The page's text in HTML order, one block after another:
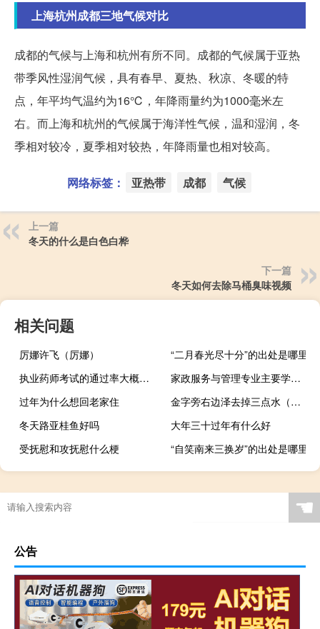
上海杭州成都三地气候对比
成都的气候与上海和杭州有所不同。成都的气候属于亚热
带季风性湿润气候，具有春早、夏热、秋凉、冬暖的特
点，年平均气温约为16℃，年降雨量约为1000毫米左
右。而上海和杭州的气候属于海洋性气候，温和湿润，冬
季相对较冷，夏季相对较热，年降雨量也相对较高。
网络标签： 亚热带 成都 气候
上一篇
冬天的什么是白色白桦
下一篇
冬天如何去除马桶臭味视频
相关问题
厉娜许飞（厉娜）
“二月春光尽十分”的出处是哪里
执业药师考试的通过率大概是多少
家政服务与管理专业主要学什么
过年为什么想回老家住
金字旁右边泽去掉三点水（金字旁一个泽去掉三点水）
冬天路亚桂鱼好吗
大年三十过年有什么好
受抚慰和攻抚慰什么梗
“自笑南来三换岁”的出处是哪里
☚
公告